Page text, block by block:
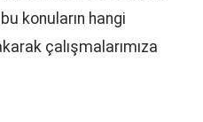
konuların hangi
çalışmalarımıza